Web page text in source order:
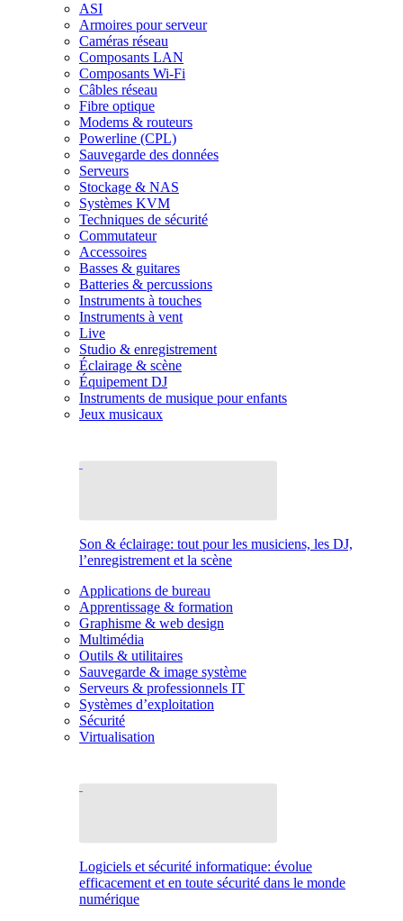
ASI
Armoires pour serveur
Caméras réseau
Composants LAN
Composants Wi-Fi
Câbles réseau
Fibre optique
Modems & routeurs
Powerline (CPL)
Sauvegarde des données
Serveurs
Stockage & NAS
Systèmes KVM
Techniques de sécurité
Commutateur
Accessoires
Basses & guitares
Batteries & percussions
Instruments à touches
Instruments à vent
Live
Studio & enregistrement
Éclairage & scène
Équipement DJ
Instruments de musique pour enfants
Jeux musicaux
Son & éclairage: tout pour les musiciens, les DJ,
l’enregistrement et la scène
Applications de bureau
Apprentissage & formation
Graphisme & web design
Multimédia
Outils & utilitaires
Sauvegarde & image système
Serveurs & professionnels IT
Systèmes d’exploitation
Sécurité
Virtualisation
Logiciels et sécurité informatique: évolue
efficacement et en toute sécurité dans le monde
numérique